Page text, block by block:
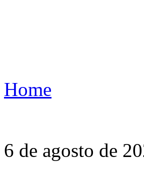
Home
6 de agosto de